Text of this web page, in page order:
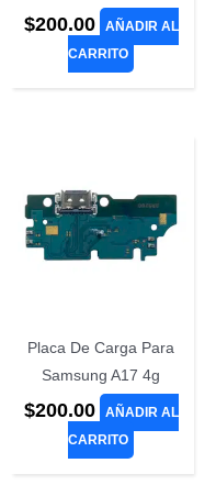
$200.00
AÑADIR AL
CARRITO
Placa De Carga Para
Samsung A17 4g
$200.00
AÑADIR AL
CARRITO